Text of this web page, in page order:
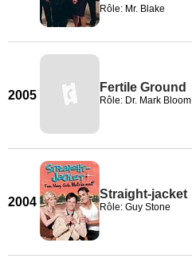
Rôle: Mr. Blake
2005
Fertile Ground
Rôle: Dr. Mark Bloom
2004
Straight-jacket
Rôle: Guy Stone